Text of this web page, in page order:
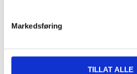
Markedsføring
TILLAT ALLE
Andre kunder har